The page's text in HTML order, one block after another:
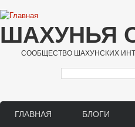
Перейти к основному содержанию
ШАХУНЬЯ
СООБЩЕСТВО ШАХУНСКИХ
Main menu
ГЛАВНАЯ БЛОГИ